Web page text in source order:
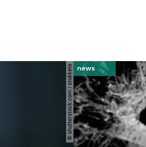
© shutterstock.com | stokkete